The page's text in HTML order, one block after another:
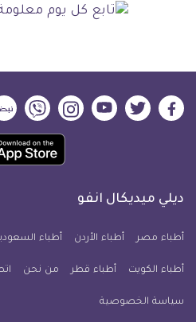
ديلي
فيسبوك
ديلي
تويتر
ديلي
ميديكال
يوتيوب
ديلي
ميديكال
انفو
ديلي
انفو
حمل
تطبيق
معلومة
للآيفون
ديلي ميديكال انفو
أطباء مصر أطباء الأردن أطباء
أطباء الكويت أطباء قطر من نحن
سياسة الخصوصية